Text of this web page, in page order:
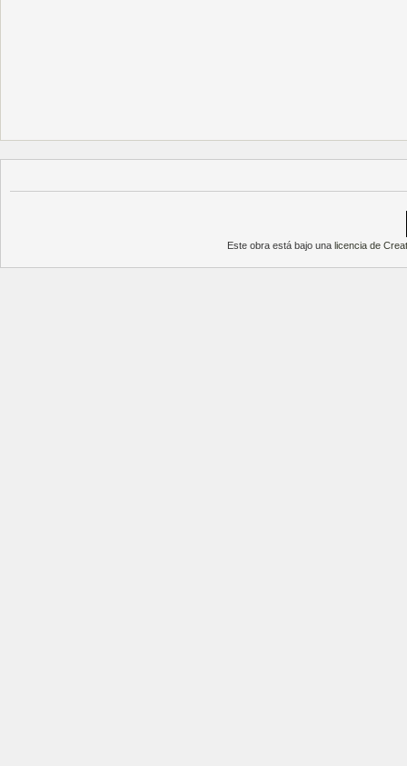
Este obra está bajo una licencia de